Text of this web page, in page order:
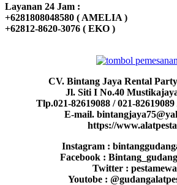
Layanan 24 Jam :
+6281808048580 ( AMELIA )
+62812-8620-3076 ( EKO )
CV. Bintang Jaya Rental
Jl. Siti I No.40
Tlp.021-82619088 / 021-82619089
E-mail.
https://
Instagram :
Facebook :
Twitter :
Youtobe :